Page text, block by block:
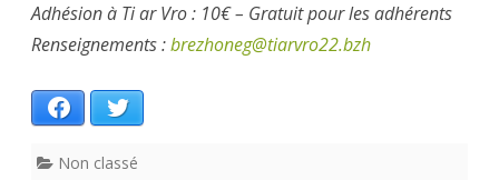
Adhésion à Ti ar Vro : 10€ – Gratuit pour les adhérents
Renseignements :brezhoneg@tiarvro22.bzh
Facebook
Non classé